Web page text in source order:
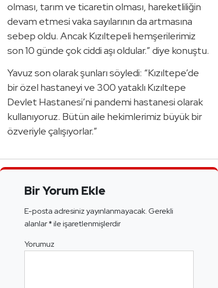
olması, tarım ve ticaretin olması, hareketliliğin
devam etmesi vaka sayılarının da artmasına
sebep oldu. Ancak Kızıltepeli hemşerilerimiz
son 10 günde çok ciddi aşı oldular.” diye konuştu.
Yavuz son olarak şunları söyledi: “Kızıltepe’de
bir özel hastaneyi ve 300 yataklı Kızıltepe
Devlet Hastanesi’ni pandemi hastanesi olarak
kullanıyoruz. Bütün aile hekimlerimiz büyük bir
özveriyle çalışıyorlar.”
Bir Yorum Ekle
E-posta adresiniz yayınlanmayacak.Gerekli
alanlar*ile işaretlenmişlerdir
Yorumuz